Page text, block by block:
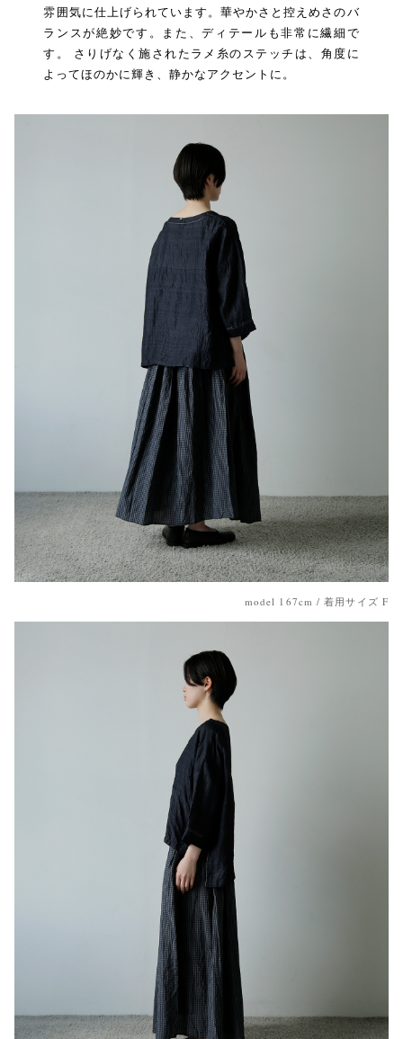
雰囲気に仕上げられています。華やかさと控えめさのバ
ランスが絶妙です。また、ディテールも非常に繊細で
す。 さりげなく施されたラメ糸のステッチは、角度に
よってほのかに輝き、静かなアクセントに。
model 167cm / 着用サイズ F